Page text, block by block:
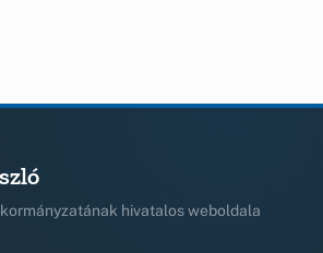
hivatalos weboldala